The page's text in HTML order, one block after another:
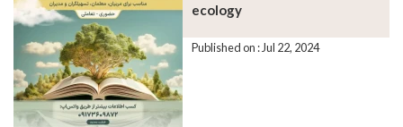
ecology
Published on : Jul 22, 2024